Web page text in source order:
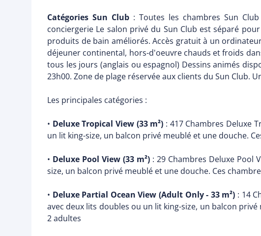
Catégories Sun Club: Toutes les chambres Sun
conciergerie Le salon privé du Sun Club est séparé
produits de bain améliorés. Accès gratuit à un
déjeuner continental, hors-d'oeuvre chauds et froids
tous les jours (anglais ou espagnol) Dessins animés
23h00. Zone de plage réservée aux clients du Sun Club.
Les principales catégories :
• Deluxe Tropical View (33 m²) : 417 Chambres Deluxe
un lit king-size, un balcon privé meublé et une douche.
• Deluxe Pool View (33 m²) : 29 Chambres Deluxe Pool
size, un balcon privé meublé et une douche. Ces
• Deluxe Partial Ocean View (Adult Only - 33 m²) : 14
avec deux lits doubles ou un lit king-size, un balcon
2 adultes